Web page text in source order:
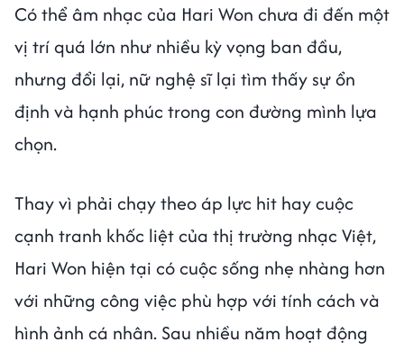
Có thể âm nhạc của Hari Won chưa đi đến một
vị trí quá lớn như nhiều kỳ vọng ban đầu,
nhưng đổi lại, nữ nghệ sĩ lại tìm thấy sự ổn
định và hạnh phúc trong con đường mình lựa
chọn.
Thay vì phải chạy theo áp lực hit hay cuộc
cạnh tranh khốc liệt của thị trường nhạc Việt,
Hari Won hiện tại có cuộc sống nhẹ nhàng hơn
với những công việc phù hợp với tính cách và
hình ảnh cá nhân. Sau nhiều năm hoạt động